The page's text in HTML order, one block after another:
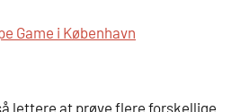
Game i København
lettere at prøve flere forskellige